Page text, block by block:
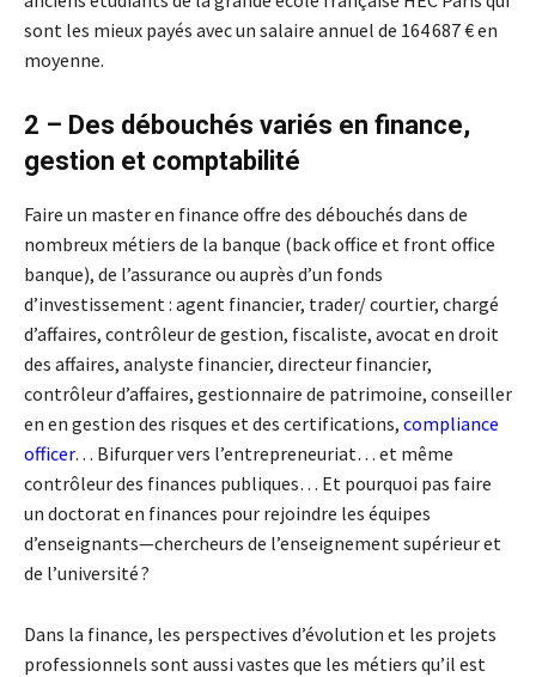
sont les mieux payés avec un salaire annuel de 164 687 € en
moyenne.
2 – Des débouchés variés en finance,
gestion et comptabilité
Faire un master en finance offre des débouchés dans de
nombreux métiers de la banque (back office et front office
banque), de l’assurance ou auprès d’un fonds
d’investissement : agent financier, trader/ courtier, chargé
d’affaires, contrôleur de gestion, fiscaliste, avocat en droit
des affaires, analyste financier, directeur financier,
contrôleur d’affaires, gestionnaire de patrimoine, conseiller
en en gestion des risques et des certifications, compliance
officer… Bifurquer vers l’entrepreneuriat… et même
contrôleur des finances publiques… Et pourquoi pas faire
un doctorat en finances pour rejoindre les équipes
d’enseignants—chercheurs de l’enseignement supérieur et
de l’université ?
Dans la finance, les perspectives d’évolution et les projets
professionnels sont aussi vastes que les métiers qu’il est